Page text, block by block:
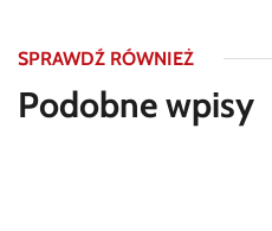
SPRAWDŹ RÓWNIEŻ
Podobne wpisy